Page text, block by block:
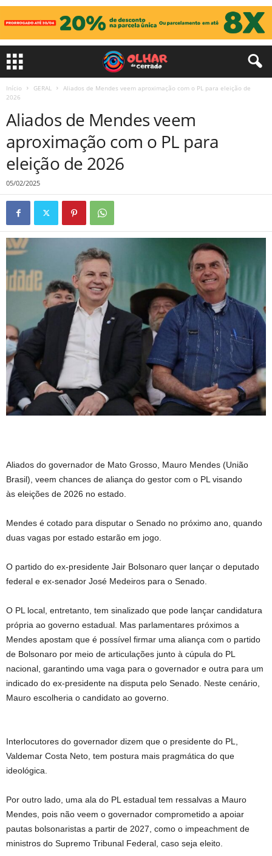
Início GERAL
Aliados de Mendes veem aproximação com o PL para eleição de
2026
Aliados de Mendes veem
aproximação com o PL para
eleição de 2026
05/02/2025
Aliados do governador de Mato Grosso, Mauro Mendes (União
Brasil), veem chances de aliança do gestor com o PL visando
às eleições de 2026 no estado.
Mendes é cotado para disputar o Senado no próximo ano, quando
duas vagas por estado estarão em jogo.
O partido do ex-presidente Jair Bolsonaro quer lançar o deputado
federal e ex-senador José Medeiros para o Senado.
O PL local, entretanto, tem sinalizado que pode lançar candidatura
própria ao governo estadual. Mas parlamentares próximos a
Mendes apostam que é possível firmar uma aliança com o partido
de Bolsonaro por meio de articulações junto à cúpula do PL
nacional, garantindo uma vaga para o governador e outra para um
indicado do ex-presidente na disputa pelo Senado. Neste cenário,
Mauro escolheria o candidato ao governo.
Interlocutores do governador dizem que o presidente do PL,
Valdemar Costa Neto, tem postura mais pragmática do que
ideológica.
Por outro lado, uma ala do PL estadual tem ressalvas a Mauro
Mendes, pois não veem o governador comprometido a apoiar
pautas bolsonaristas a partir de 2027, como o impeachment de
ministros do Supremo Tribunal Federal, caso seja eleito.